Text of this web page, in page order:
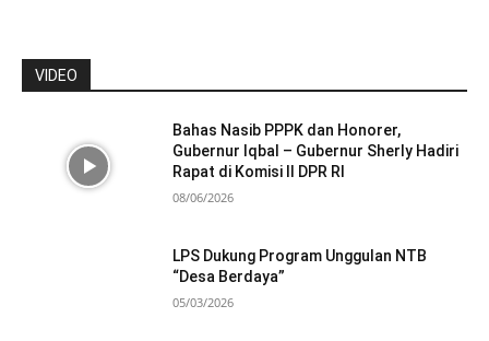
VIDEO
Bahas Nasib PPPK dan Honorer,
Gubernur Iqbal – Gubernur Sherly Hadiri
Rapat di Komisi II DPR RI
08/06/2026
LPS Dukung Program Unggulan NTB
“Desa Berdaya”
05/03/2026